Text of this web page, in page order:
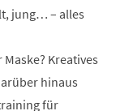
jung… – alles
Kreatives
hinaus
für